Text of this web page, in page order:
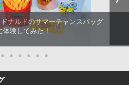
ナルドのサマーチャンスバッグ
体験してみた！
● ● ● ● ● ●